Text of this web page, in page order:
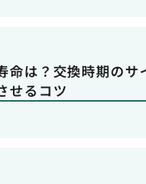
命は？交換時期のサ
せるコツ